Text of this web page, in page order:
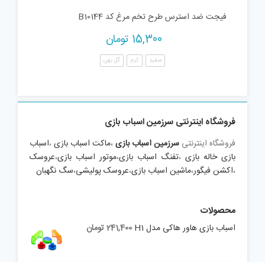
فیجت ضد استرس طرح تخم مرغ کد B10144
15,300 تومان
سفید کرم گل بهی
فروشگاه اینترنتی سرزمین اسباب بازی
فروشگاه اینترنتی سرزمین اسباب بازی،ماکت اسباب بازی،اسباب
بازی خاله بازی ،تفنگ اسباب بازی،موتور اسباب بازی،عروسک
،اکشن فیگور،ماشین اسباب بازی،عروسک پولیشی،سگ نگهبان
محصولات
اسباب بازی هاور هاکی مدل H1 241,400تومان